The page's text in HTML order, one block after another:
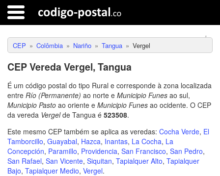
CEP Colômbia Nariño Tangua Vergel
CEP Vereda Vergel, Tangua
É um código postal do tipo Rural e corresponde à zona localizada
entre Río (Permanente) ao norte e Municipio Funes ao sul,
Municipio Pasto ao oriente e Municipio Funes ao ocidente. O CEP
da vereda Vergelde Tangua é 523508.
Este mesmo CEP também se aplica as veredas: Cocha Verde, El
Tamborcillo, Guayabal, Hazca, Inantas, La Cocha, La
Concepción, Paramillo, Providencia, San Francisco, San Pedro,
San Rafael, San Vicente, Siquitan, Tapialquer Alto, Tapialquer
Bajo, Tapialquer Medio, Vergel.